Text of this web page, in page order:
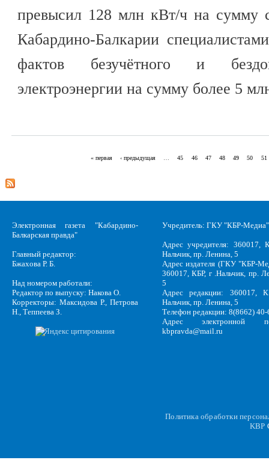
превысил 128 млн кВт/ч на
Кабардино-Балкарии
фактов безучётного и
электроэнергии на сумму более 5
« первая ‹ предыдущая … 45 46 47 48 49 50 51
Электронная газета "Кабардино-
Балкарская правда"
Главный редактор:
Бжахова Р. Б.
Над номером работали:
Редактор по выпуску: Накова О.
Корректоры: Максидова Р., Петрова
Н., Теппеева З.
Учредитель: ГКУ "КБР-Медиа"
Адрес учредителя: 360017,
Нальчик, пр. Ленина, 5
Адрес издателя (ГКУ "КБР-
360017, КБР, г .Нальчик, пр.
5
Адрес редакции: 360017,
Нальчик, пр. Ленина, 5
Телефон редакции: 8(8662)
Адрес электронной
kbpravda@mail.ru
Политика обработки
KBP